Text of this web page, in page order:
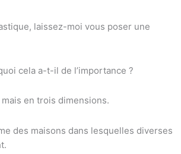
laissez-moi vous poser une
cela a-t-il de l’importance ?
en trois dimensions.
des maisons dans lesquelles diverses